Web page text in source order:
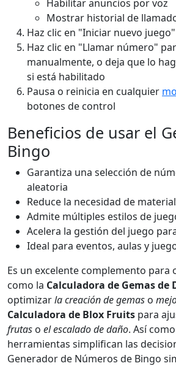
Habilitar anuncios por voz
Mostrar historial de
Haz clic en "Iniciar nuevo
Haz clic en "Llamar número"
manualmente, o deja que lo
si está habilitado
Pausa o reinicia en cualquier
botones de control
Beneficios de usar el
Bingo
Garantiza una selección de
aleatoria
Reduce la necesidad de
Admite múltiples estilos de
Acelera la gestión del juego
Ideal para eventos, aulas y
Es un excelente complemento para
como la Calculadora de Gemas de
optimizarla creación de gemas o
Calculadora de Blox Fruits para
frutas o el escalado de daño. Así
herramientas simplifican las
Generador de Números de Bingo